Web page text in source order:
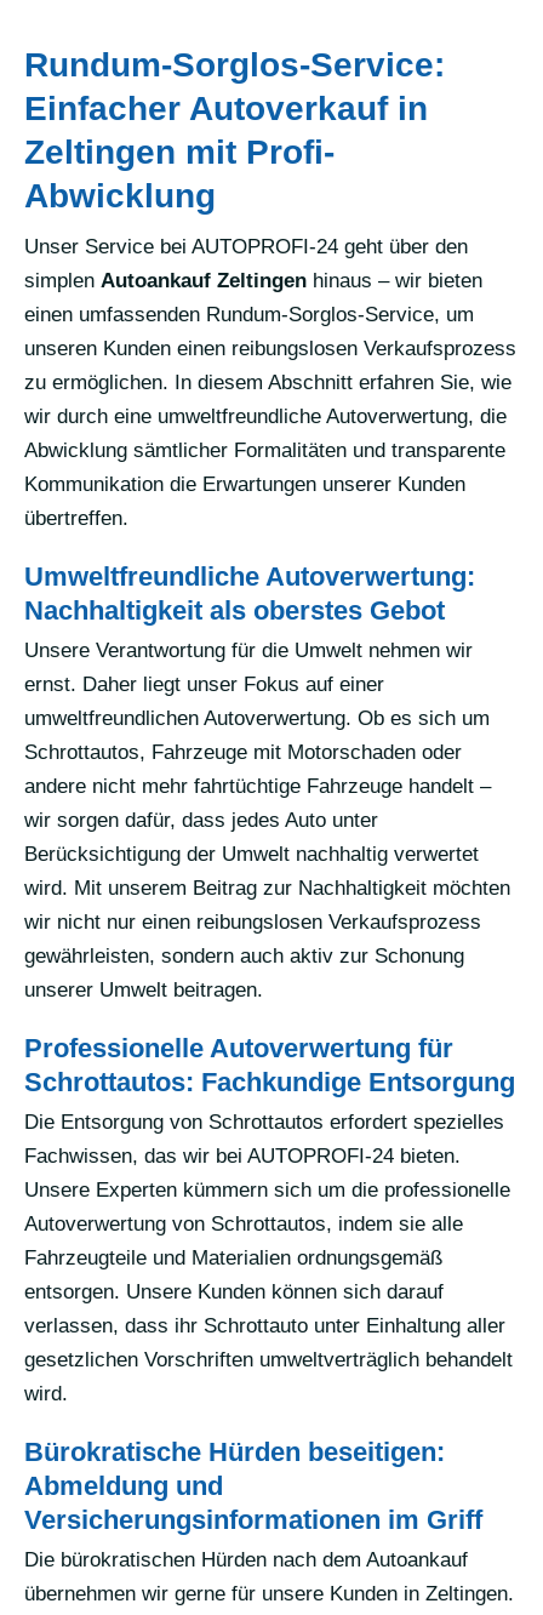
Rundum-Sorglos-Service:
Einfacher Autoverkauf in
Zeltingen mit Profi-
Abwicklung
Unser Service bei AUTOPROFI-24 geht über den
simplen Autoankauf Zeltingen hinaus – wir bieten
einen umfassenden Rundum-Sorglos-Service, um
unseren Kunden einen reibungslosen Verkaufsprozess
zu ermöglichen. In diesem Abschnitt erfahren Sie, wie
wir durch eine umweltfreundliche Autoverwertung, die
Abwicklung sämtlicher Formalitäten und transparente
Kommunikation die Erwartungen unserer Kunden
übertreffen.
Umweltfreundliche Autoverwertung:
Nachhaltigkeit als oberstes Gebot
Unsere Verantwortung für die Umwelt nehmen wir
ernst. Daher liegt unser Fokus auf einer
umweltfreundlichen Autoverwertung. Ob es sich um
Schrottautos, Fahrzeuge mit Motorschaden oder
andere nicht mehr fahrtüchtige Fahrzeuge handelt –
wir sorgen dafür, dass jedes Auto unter
Berücksichtigung der Umwelt nachhaltig verwertet
wird. Mit unserem Beitrag zur Nachhaltigkeit möchten
wir nicht nur einen reibungslosen Verkaufsprozess
gewährleisten, sondern auch aktiv zur Schonung
unserer Umwelt beitragen.
Professionelle Autoverwertung für
Schrottautos: Fachkundige Entsorgung
Die Entsorgung von Schrottautos erfordert spezielles
Fachwissen, das wir bei AUTOPROFI-24 bieten.
Unsere Experten kümmern sich um die professionelle
Autoverwertung von Schrottautos, indem sie alle
Fahrzeugteile und Materialien ordnungsgemäß
entsorgen. Unsere Kunden können sich darauf
verlassen, dass ihr Schrottauto unter Einhaltung aller
gesetzlichen Vorschriften umweltverträglich behandelt
wird.
Bürokratische Hürden beseitigen:
Abmeldung und
Versicherungsinformationen im Griff
Die bürokratischen Hürden nach dem Autoankauf
übernehmen wir gerne für unsere Kunden in Zeltingen.